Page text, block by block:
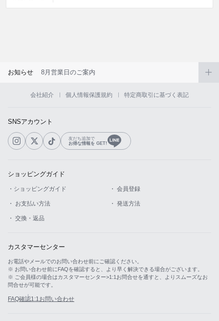
お知らせ 8月営業日のご案内
会社紹介 個人情報保護規約 特定商取引に基づく表記
SNSアカウント
友だち追加で
お得な情報を GET!
ショッピングガイド
・ショッピングガイド ・ 会員登録
・ お支払い方法 ・ 発送方法
・ 交換・返品
カスタマーセンター
お電話やメールでのお問い合わせ前にご確認ください。
※ お問い合わせ前にFAQを確認すると、より早く解決できる場合がございます。
※ ご会員様の場合はカスタマーセンター>1:1お問合せを通すと、よりスムーズなお
問合せが可能です。
FAQ確認1:1お問い合わせ